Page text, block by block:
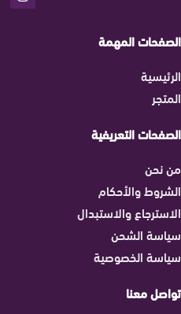
الصفحات المهمة
الرئيسية
المتجر
الصفحات التعريفية
من نحن
الشروط والأحكام
الاسترجاع والاستبدال
سياسة الشحن
سياسة الخصوصية
تواصل معنا